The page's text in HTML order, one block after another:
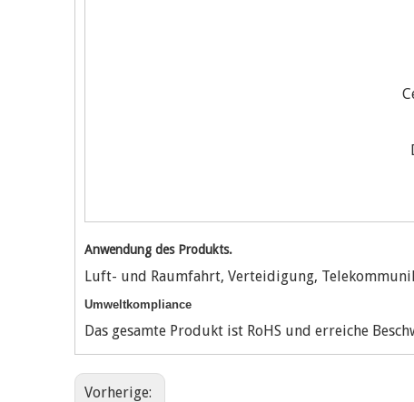
Anwendung des Produkts.
Luft- und Raumfahrt, Verteidigung,
Umweltkompliance
Das gesamte Produkt ist RoHS und erreiche
Vorherige: